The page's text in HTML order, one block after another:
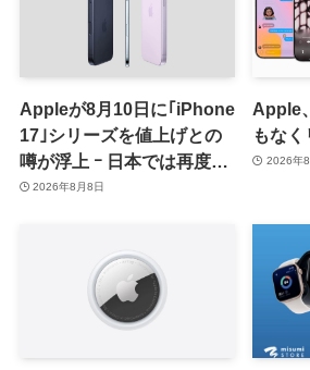
Appleが8月10日に｢iPhone
17｣シリーズを値上げとの
噂が浮上 ｰ 日本では再度値
上げの可能性も?!
2026年8月8日
Apple
もな
2026年